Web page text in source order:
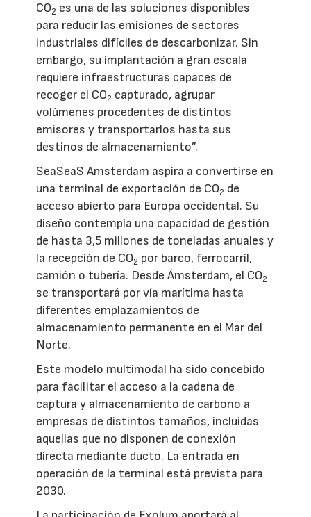
CO2 es una de las soluciones disponibles
para reducir las emisiones de sectores
industriales difíciles de descarbonizar. Sin
embargo, su implantación a gran escala
requiere infraestructuras capaces de
recoger el CO2 capturado, agrupar
volúmenes procedentes de distintos
emisores y transportarlos hasta sus
destinos de almacenamiento”.
SeaSeaS Amsterdam aspira a convertirse en
una terminal de exportación de CO2 de
acceso abierto para Europa occidental. Su
diseño contempla una capacidad de gestión
de hasta 3,5 millones de toneladas anuales y
la recepción de CO2 por barco, ferrocarril,
camión o tubería. Desde Ámsterdam, el CO2
se transportará por vía marítima hasta
diferentes emplazamientos de
almacenamiento permanente en el Mar del
Norte.
Este modelo multimodal ha sido concebido
para facilitar el acceso a la cadena de
captura y almacenamiento de carbono a
empresas de distintos tamaños, incluidas
aquellas que no disponen de conexión
directa mediante ducto. La entrada en
operación de la terminal está prevista para
2030.